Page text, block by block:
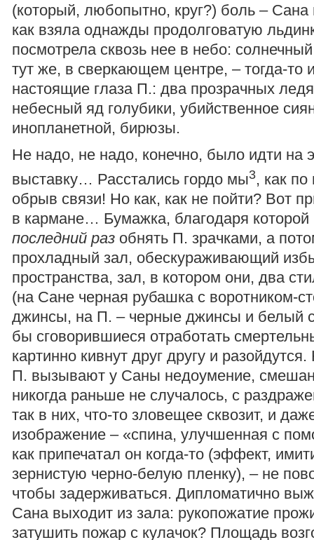
(который, любопытно, круг?) боль –
как взяла однажды продолговатую
посмотрела сквозь нее в небо:
тут же, в сверкающем центре, – тогда-то
настоящие глаза П.: два прозрачных
небесный яд голубики, убийственное
инопланетной, бирюзы.
Не надо, не надо, конечно, было идти на
выставку… Расстались гордо мы3, как
обрыв связи! Но как, как не пойти? Вот
в кармане… Бумажка, благодаря
последний раз обнять П. зрачками, а
прохладный зал, обескураживающий
пространства, зал, в котором они, два
(на Сане черная рубашка с воротником-
джинсы, на П. – черные джинсы и белый
бы сговорившиеся отработать
картинно кивнут друг другу и
П. вызывают у Саны недоумение,
никогда раньше не случалось, с
так в них, что-то зловещее сквозит, и
изображение – «спина, улучшенная с
как припечатал он когда-то (эффект,
зернистую черно-белую пленку), – не
чтобы задерживаться. Дипломатично
Сана выходит из зала: рукопожатие
затушить пожар с кулачок? Площадь